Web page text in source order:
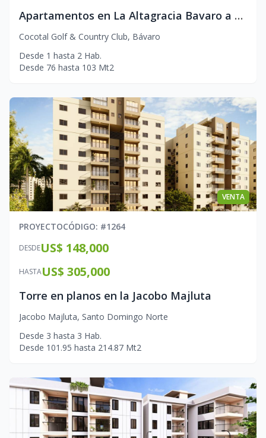
Apartamentos en La Altagracia Bavaro a 7 minutos del oceano
Cocotal Golf & Country Club, Bávaro
Desde 1 hasta 2 Hab.
Desde 76 hasta 103 Mt2
VENTA
PROYECTOCÓDIGO: #1264
DESDEUS$ 148,000
HASTAUS$ 305,000
Torre en planos en la Jacobo Majluta
Jacobo Majluta, Santo Domingo Norte
Desde 3 hasta 3 Hab.
Desde 101.95 hasta 214.87 Mt2